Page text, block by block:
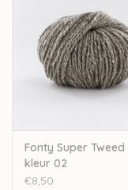
Fonty Super Tweed
kleur 02
€8,50